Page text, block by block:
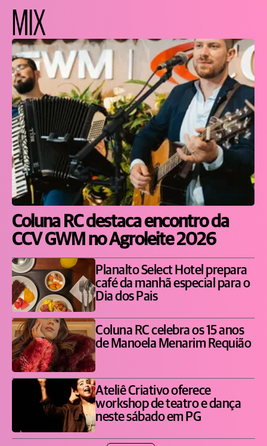
MIX
Coluna RC destaca encontro da
CCV GWM no Agroleite 2026
Planalto Select Hotel prepara
café da manhã especial para o
Dia dos Pais
Coluna RC celebra os 15 anos
de Manoela Menarim Requião
Ateliê Criativo oferece
workshop de teatro e dança
neste sábado em PG